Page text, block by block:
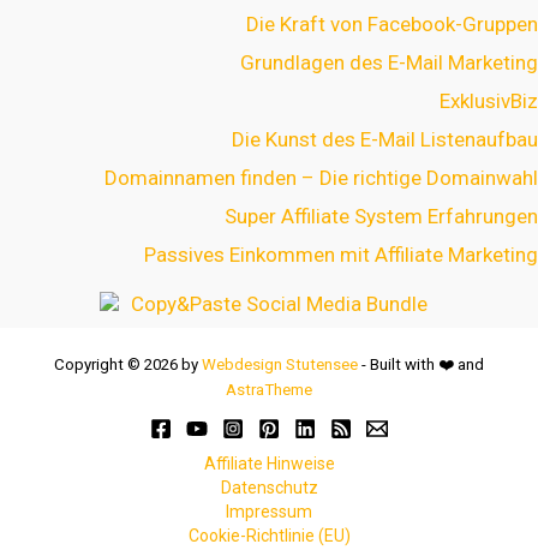
Die Kraft von Facebook-Gruppen
Grundlagen des E-Mail Marketing
ExklusivBiz
Die Kunst des E-Mail Listenaufbau
Domainnamen finden – Die richtige Domainwahl
Super Affiliate System Erfahrungen
Passives Einkommen mit Affiliate Marketing
Copyright © 2026 by Webdesign Stutensee - Built with ❤️ and
AstraTheme
Affiliate Hinweise
Datenschutz
Impressum
Cookie-Richtlinie (EU)